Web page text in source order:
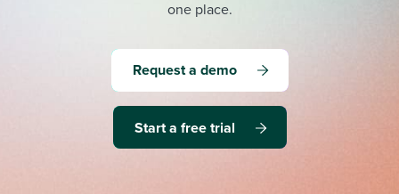
one place.
Request a demo
Start a free trial